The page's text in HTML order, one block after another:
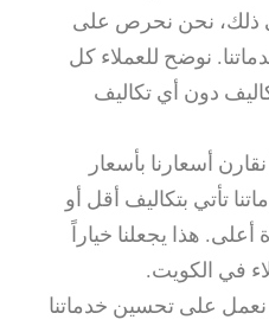
ذلك، نحن نحرص على
نوضح للعملاء كل
دون أي تكاليف
أسعارنا بأسعار
تأتي بتكاليف أقل أو
هذا يجعلنا خياراً
في الكويت.
على تحسين خدماتنا